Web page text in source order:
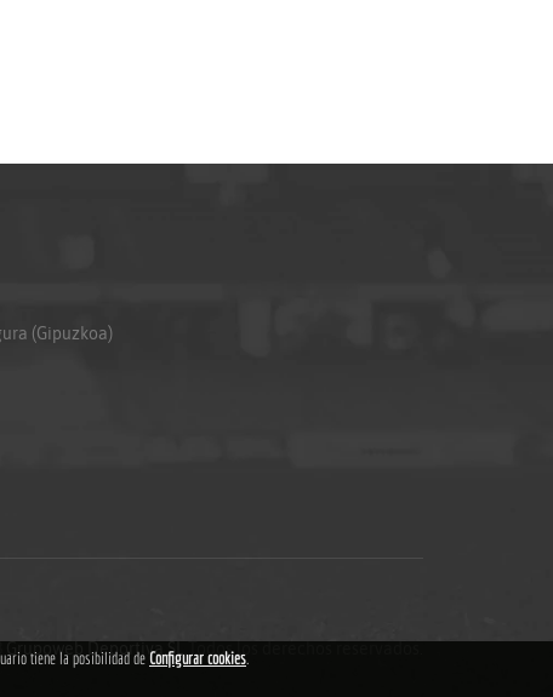
(Gipuzkoa)
Grupoweb Deportiva SL .Todos los derechos reservados.
tiene la posibilidad de Configurar cookies.